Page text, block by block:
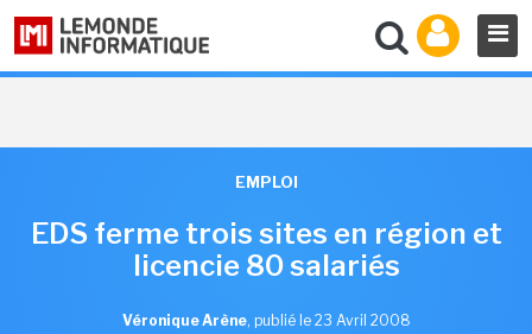
EMPLOI
EDS ferme trois sites en région et
licencie 80 salariés
Véronique Arène, publié le 23 Avril 2008